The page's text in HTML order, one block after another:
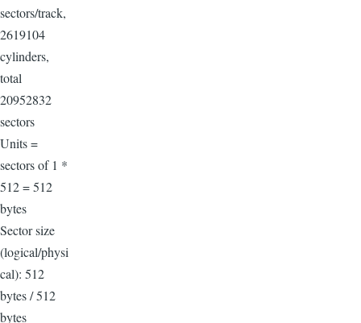
sectors/track,
2619104
cylinders,
total
20952832
sectors
Units =
sectors of 1 *
512 = 512
bytes
Sector size
(logical/physi
cal): 512
bytes / 512
bytes